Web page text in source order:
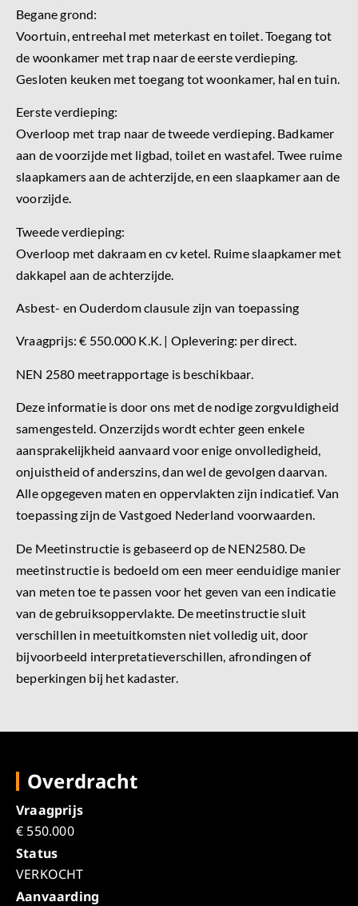
Begane grond:
Voortuin, entreehal met meterkast en toilet. Toegang tot
de woonkamer met trap naar de eerste verdieping.
Gesloten keuken met toegang tot woonkamer, hal en tuin.
Eerste verdieping:
Overloop met trap naar de tweede verdieping. Badkamer
aan de voorzijde met ligbad, toilet en wastafel. Twee ruime
slaapkamers aan de achterzijde, en een slaapkamer aan de
voorzijde.
Tweede verdieping:
Overloop met dakraam en cv ketel. Ruime slaapkamer met
dakkapel aan de achterzijde.
Asbest- en Ouderdom clausule zijn van toepassing
Vraagprijs: € 550.000 K.K. | Oplevering: per direct.
NEN 2580 meetrapportage is beschikbaar.
Deze informatie is door ons met de nodige zorgvuldigheid
samengesteld. Onzerzijds wordt echter geen enkele
aansprakelijkheid aanvaard voor enige onvolledigheid,
onjuistheid of anderszins, dan wel de gevolgen daarvan.
Alle opgegeven maten en oppervlakten zijn indicatief. Van
toepassing zijn de Vastgoed Nederland voorwaarden.
De Meetinstructie is gebaseerd op de NEN2580. De
meetinstructie is bedoeld om een meer eenduidige manier
van meten toe te passen voor het geven van een indicatie
van de gebruiksoppervlakte. De meetinstructie sluit
verschillen in meetuitkomsten niet volledig uit, door
bijvoorbeeld interpretatieverschillen, afrondingen of
beperkingen bij het kadaster.
Overdracht
Vraagprijs
€ 550.000
Status
VERKOCHT
Aanvaarding